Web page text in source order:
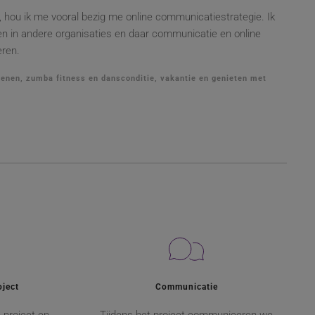
ik me vooral bezig me online communicatiestrategie. Ik
in andere organisaties en daar communicatie en online
zumba fitness en dansconditie, vakantie en genieten met
Communicatie